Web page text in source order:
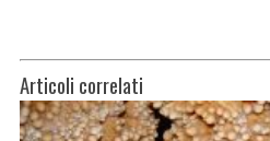
Articoli correlati